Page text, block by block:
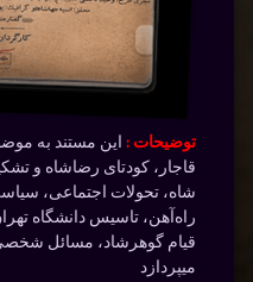
توضیحات : این مستند به
قاجار، کودتای رضاشاه و
شاه، تحولات اجتماعی،
راه‌آهن، تاسیس دانشگاه
قیام گوهرشاد، مسائل
میپردازد